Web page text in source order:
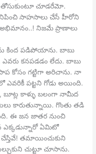
చూడరేమో.
సాహసాలు చేసే హీరోని
అభిమానం..! నిజమే ప్రాణాలు
కింద పడిపోయాను. బాబు
కనపడడం లేదు. బాబు
కోసం గట్టిగా అరిచాను. నా
ఎవరికీ పట్టని గోడు అయింది.
బూట్ల కాళ్ళు బలంగా నామీద
కారుతున్నాయి. గొంతు తడి
ఈ జన జాతర నుంచి
ఏమిటో
తమాయించుకుని
చుట్టూ చూసాను.